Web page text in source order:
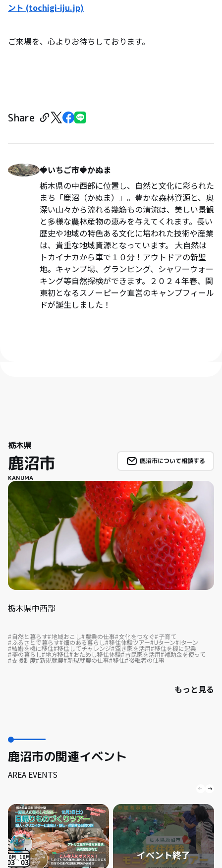
ント (tochigi-iju.jp)
ご来場を、心よりお待ちしております。
Share
🍓いちご市🍓かぬま
栃木県の中西部に位置し、自然と文化に彩られた
まち「鹿沼（かぬま）」。豊かな森林資源と、奥
深い山々から流れる幾筋もの清流は、美しい景観
と多様な農林産物の恵みを与えてくれます。長い
歴史や地域の特色ある文化に培われた技術や産業
は、貴重な地域資源となっています。 大自然は
トカイナカから車で１０分！アウトドアの新聖
地。キャンプ場、グランピング、シャワーウォー
キング等自然探検ができます。２０２４年春、関
東初となるスノーピーク直営のキャンプフィール
ドが誕生しました！
栃木県
鹿沼市
KANUMA
鹿沼市について相談する
栃木県中西部
自然と暮らす 地域おこし 農業の仕事 文化をつなぐ 子育て
ふるさとで暮らす 畑のある暮らし 移住体験ツアー Uターン Iターン
結婚を機に移住 移住してチャレンジ 空き家を活用 移住を機に起業
夢の暮らし 地方移住 おためし移住体験 古民家を活用 補助金を使って
支援制度 新規就農 新規就農の仕事 移住 後継者の仕事
もっと見る
鹿沼市の関連イベント
AREA EVENTS
10月
03
10月
03